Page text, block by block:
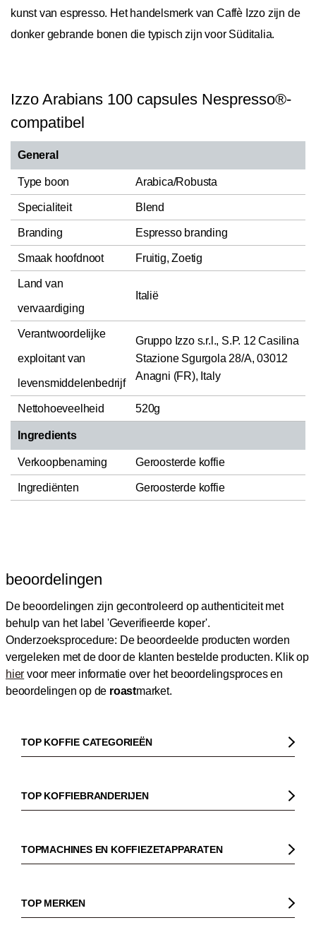
kunst van espresso. Het handelsmerk van Caffè Izzo zijn de
donker gebrande bonen die typisch zijn voor Süditalia.
Izzo Arabians 100 capsules Nespresso®-
compatibel
General
Type boon Arabica/Robusta
Specialiteit Blend
Branding Espresso branding
Smaak hoofdnoot Fruitig, Zoetig
Land van
vervaardiging
Italië
Verantwoordelijke
exploitant van
levensmiddelenbedrijf
Gruppo Izzo s.r.l., S.P. 12 Casilina
Stazione Sgurgola 28/A, 03012
Anagni (FR), Italy
Nettohoeveelheid 520g
Ingredients
Verkoopbenaming Geroosterde koffie
Ingrediënten Geroosterde koffie
beoordelingen
De beoordelingen zijn gecontroleerd op authenticiteit met
behulp van het label 'Geverifieerde koper'.
Onderzoeksprocedure: De beoordeelde producten worden
vergeleken met de door de klanten bestelde producten. Klik op
hier voor meer informatie over het beoordelingsproces en
beoordelingen op de roastmarket.
TOP KOFFIE CATEGORIEËN
Koffiebonen
Biologische koffie
Espresso
TOP KOFFIEBRANDERIJEN
Dinzler
Elbgold
TOPMACHINES EN KOFFIEZETAPPARATEN
Pistonmachines
Filter koffiezetapparaten
TOP MERKEN